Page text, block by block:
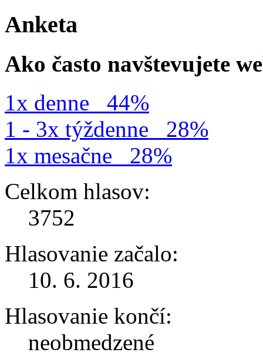
Anketa
Ako často navštevujete
1x denne
44%
1 - 3x týždenne
28%
1x mesačne
28%
Celkom hlasov:
3752
Hlasovanie začalo:
10. 6. 2016
Hlasovanie končí:
neobmedzené